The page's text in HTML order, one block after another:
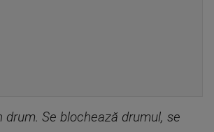
drum. Se blochează drumul, se